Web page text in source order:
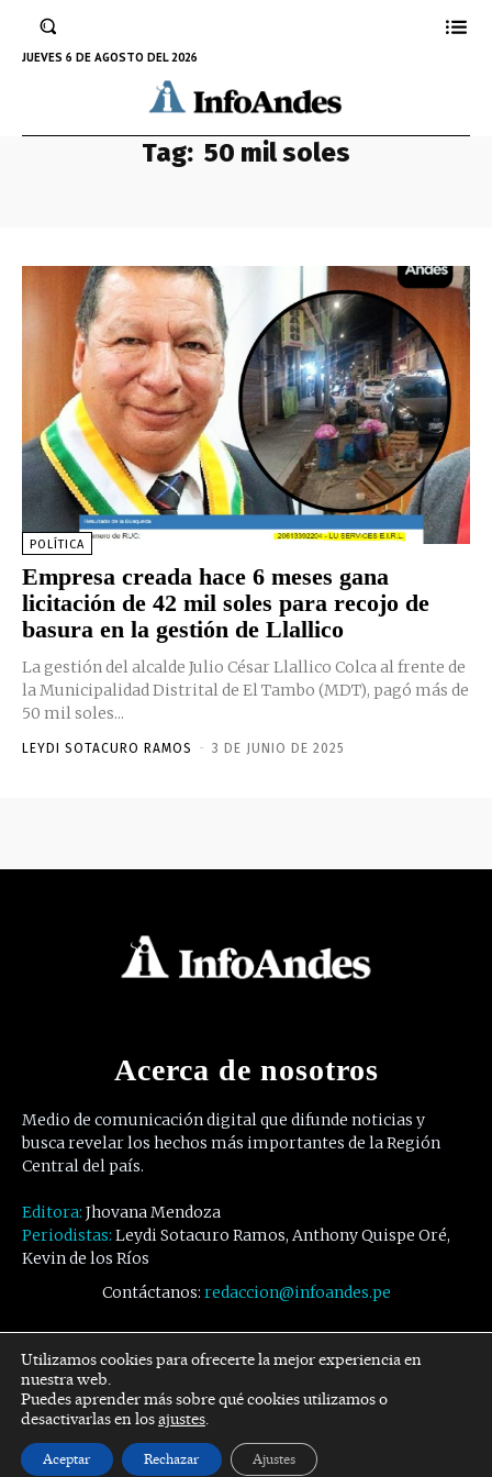
JUEVES 6 DE AGOSTO DEL 2026
Tag: 50 mil soles
POLÍTICA
Empresa creada hace 6 meses gana
licitación de 42 mil soles para recojo de
basura en la gestión de Llallico
La gestión del alcalde Julio César Llallico Colca al frente de
la Municipalidad Distrital de El Tambo (MDT), pagó más de
50 mil soles...
LEYDI SOTACURO RAMOS - 3 DE JUNIO DE 2025
Acerca de nosotros
Medio de comunicación digital que difunde noticias y
busca revelar los hechos más importantes de la Región
Central del país.
Editora: Jhovana Mendoza
Periodistas: Leydi Sotacuro Ramos, Anthony Quispe Oré,
Kevin de los Ríos
Contáctanos: redaccion@infoandes.pe
Síguenos
Facebook Twitter Youtube
Utilizamos cookies para ofrecerte la mejor experiencia en
nuestra web.
Puedes aprender más sobre qué cookies utilizamos o
desactivarlas en losajustes.
Aceptar Rechazar Ajustes